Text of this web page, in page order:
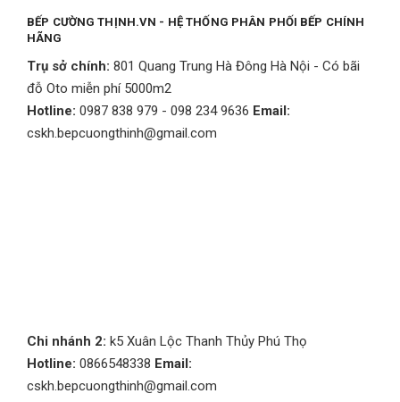
BẾP CƯỜNG THỊNH.VN - HỆ THỐNG PHÂN PHỐI BẾP CHÍNH
HÃNG
Trụ sở chính: 801 Quang Trung Hà Đông Hà Nội - Có bãi
đỗ Oto miễn phí 5000m2
Hotline: 0987 838 979 - 098 234 9636 Email:
cskh.bepcuongthinh@gmail.com
Chi nhánh 2: k5 Xuân Lộc Thanh Thủy Phú Thọ
Hotline: 0866548338 Email:
cskh.bepcuongthinh@gmail.com